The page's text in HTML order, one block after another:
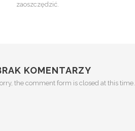
zaoszczędzić.
KOMENTARZY
the comment form is closed at this time.